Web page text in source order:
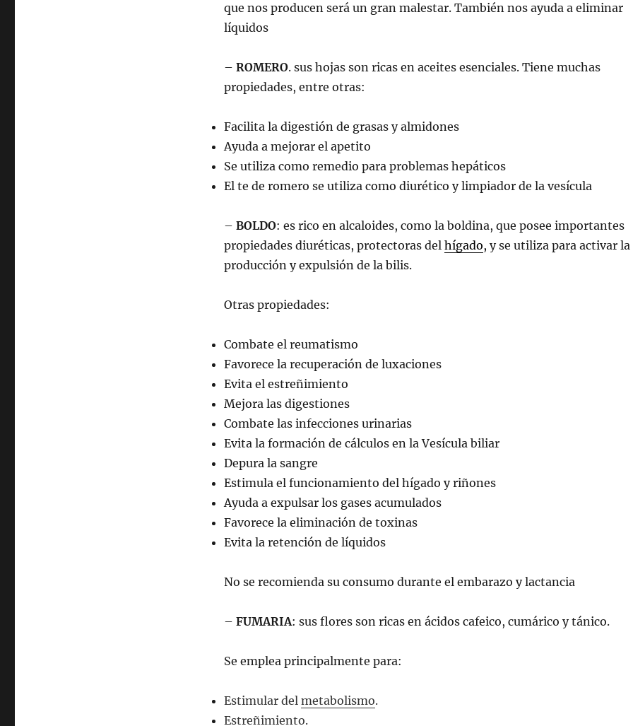
que nos producen será un gran malestar. También nos ayuda a eliminar
líquidos
– ROMERO. sus hojas son ricas en aceites esenciales. Tiene muchas
propiedades, entre otras:
Facilita la digestión de grasas y almidones
Ayuda a mejorar el apetito
Se utiliza como remedio para problemas hepáticos
El te de romero se utiliza como diurético y limpiador de la vesícula
– BOLDO: es rico en alcaloides, como la boldina, que posee importantes
propiedades diuréticas, protectoras del hígado, y se utiliza para activar la
producción y expulsión de la bilis.
Otras propiedades:
Combate el reumatismo
Favorece la recuperación de luxaciones
Evita el estreñimiento
Mejora las digestiones
Combate las infecciones urinarias
Evita la formación de cálculos en la Vesícula biliar
Depura la sangre
Estimula el funcionamiento del hígado y riñones
Ayuda a expulsar los gases acumulados
Favorece la eliminación de toxinas
Evita la retención de líquidos
No se recomienda su consumo durante el embarazo y lactancia
– FUMARIA: sus flores son ricas en ácidos cafeico, cumárico y tánico.
Se emplea principalmente para:
Estimular del metabolismo.
Estreñimiento.